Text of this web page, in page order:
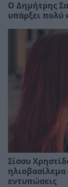
Ο Δημήτρης
υπάρξει πολύ
Σίσσυ
ηλιοβασίλεμα
εντυπώσεις